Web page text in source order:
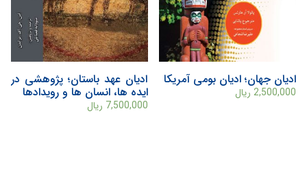
ادیان جهان؛ ادیان بومی آمریکا
2,500,000 ریال
ادیان عهد باستان؛ پژوهشی در
ایده ها، انسان ها و رویدادها
7,500,000 ریال